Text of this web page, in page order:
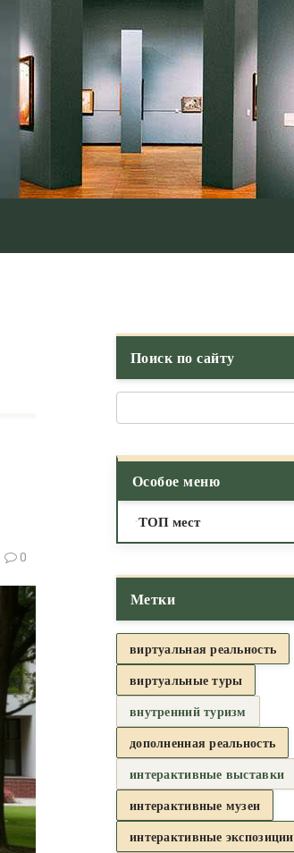
0
Поиск по сайту
Особое меню
ТОП мест
Метки
виртуальная реальность
виртуальные туры
внутренний туризм
дополненная реальность
интерактивные выставки
интерактивные музеи
интерактивные экспозиции